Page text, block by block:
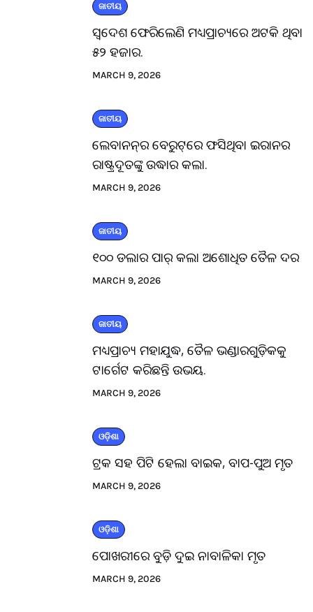
ଜାତୀୟ
ସ୍ବଦେଶ ଫେରିଲେଣି ମଧ୍ୟପ୍ରାଚ୍ୟରେ ଅଟକି ଥିବା
୫୨ ହଜାର.
MARCH 9, 2026
ଜାତୀୟ
ଲେବାନନ୍‌ର ବେରୁଟ୍‌ରେ ଫସିଥିବା ଇରାନର
ରାଷ୍ଟ୍ରଦୂତଙ୍କୁ ଉଦ୍ଧାର କଲା.
MARCH 9, 2026
ଜାତୀୟ
୧୦୦ ଡଲାର ପାର୍ କଲା ଅଶୋଧିତ ତୈଳ ଦର
MARCH 9, 2026
ଜାତୀୟ
ମଧ୍ୟପ୍ରାଚ୍ୟ ମହାଯୁଦ୍ଧ, ତୈଳ ଭଣ୍ଡାରଗୁଡ଼ିକକୁ
ଟାର୍ଗେଟ କରିଛନ୍ତି ଉଭୟ.
MARCH 9, 2026
ଓଡ଼ିଶା
ଟ୍ରକ ସହ ପିଟି ହେଲା ବାଇକ, ବାପ-ପୁଅ ମୃତ
MARCH 9, 2026
ଓଡ଼ିଶା
ପୋଖରୀରେ ବୁଡ଼ି ଦୁଇ ନାବାଳିକା ମୃତ
MARCH 9, 2026